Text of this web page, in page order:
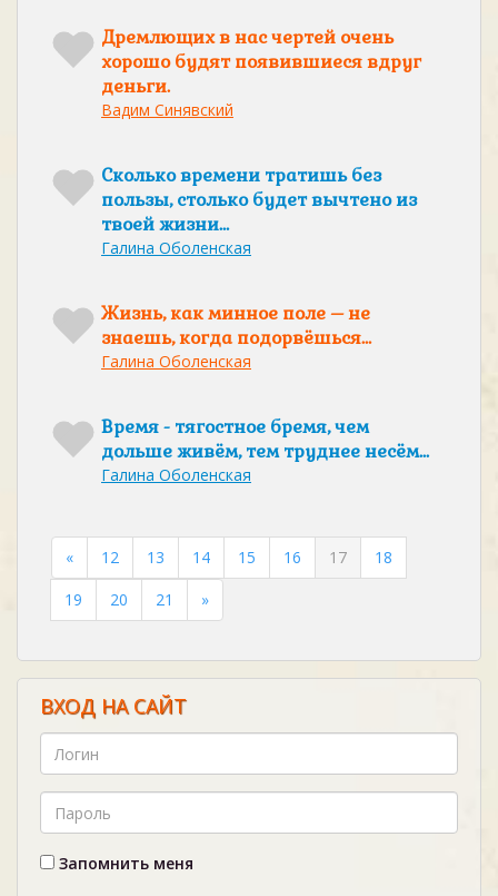
Дремлющих в нас чертей очень
хорошо будят появившиеся вдруг
деньги.
Вадим Синявский
Сколько времени тратишь без
пользы, столько будет вычтено из
твоей жизни…
Галина Оболенская
Жизнь, как минное поле – не
знаешь, когда подорвёшься…
Галина Оболенская
Время - тягостное бремя, чем
дольше живём, тем труднее несём...
Галина Оболенская
« 12 13 14 15 16 17
18
19
20 21 »
ВХОД НА САЙТ
Запомнить меня